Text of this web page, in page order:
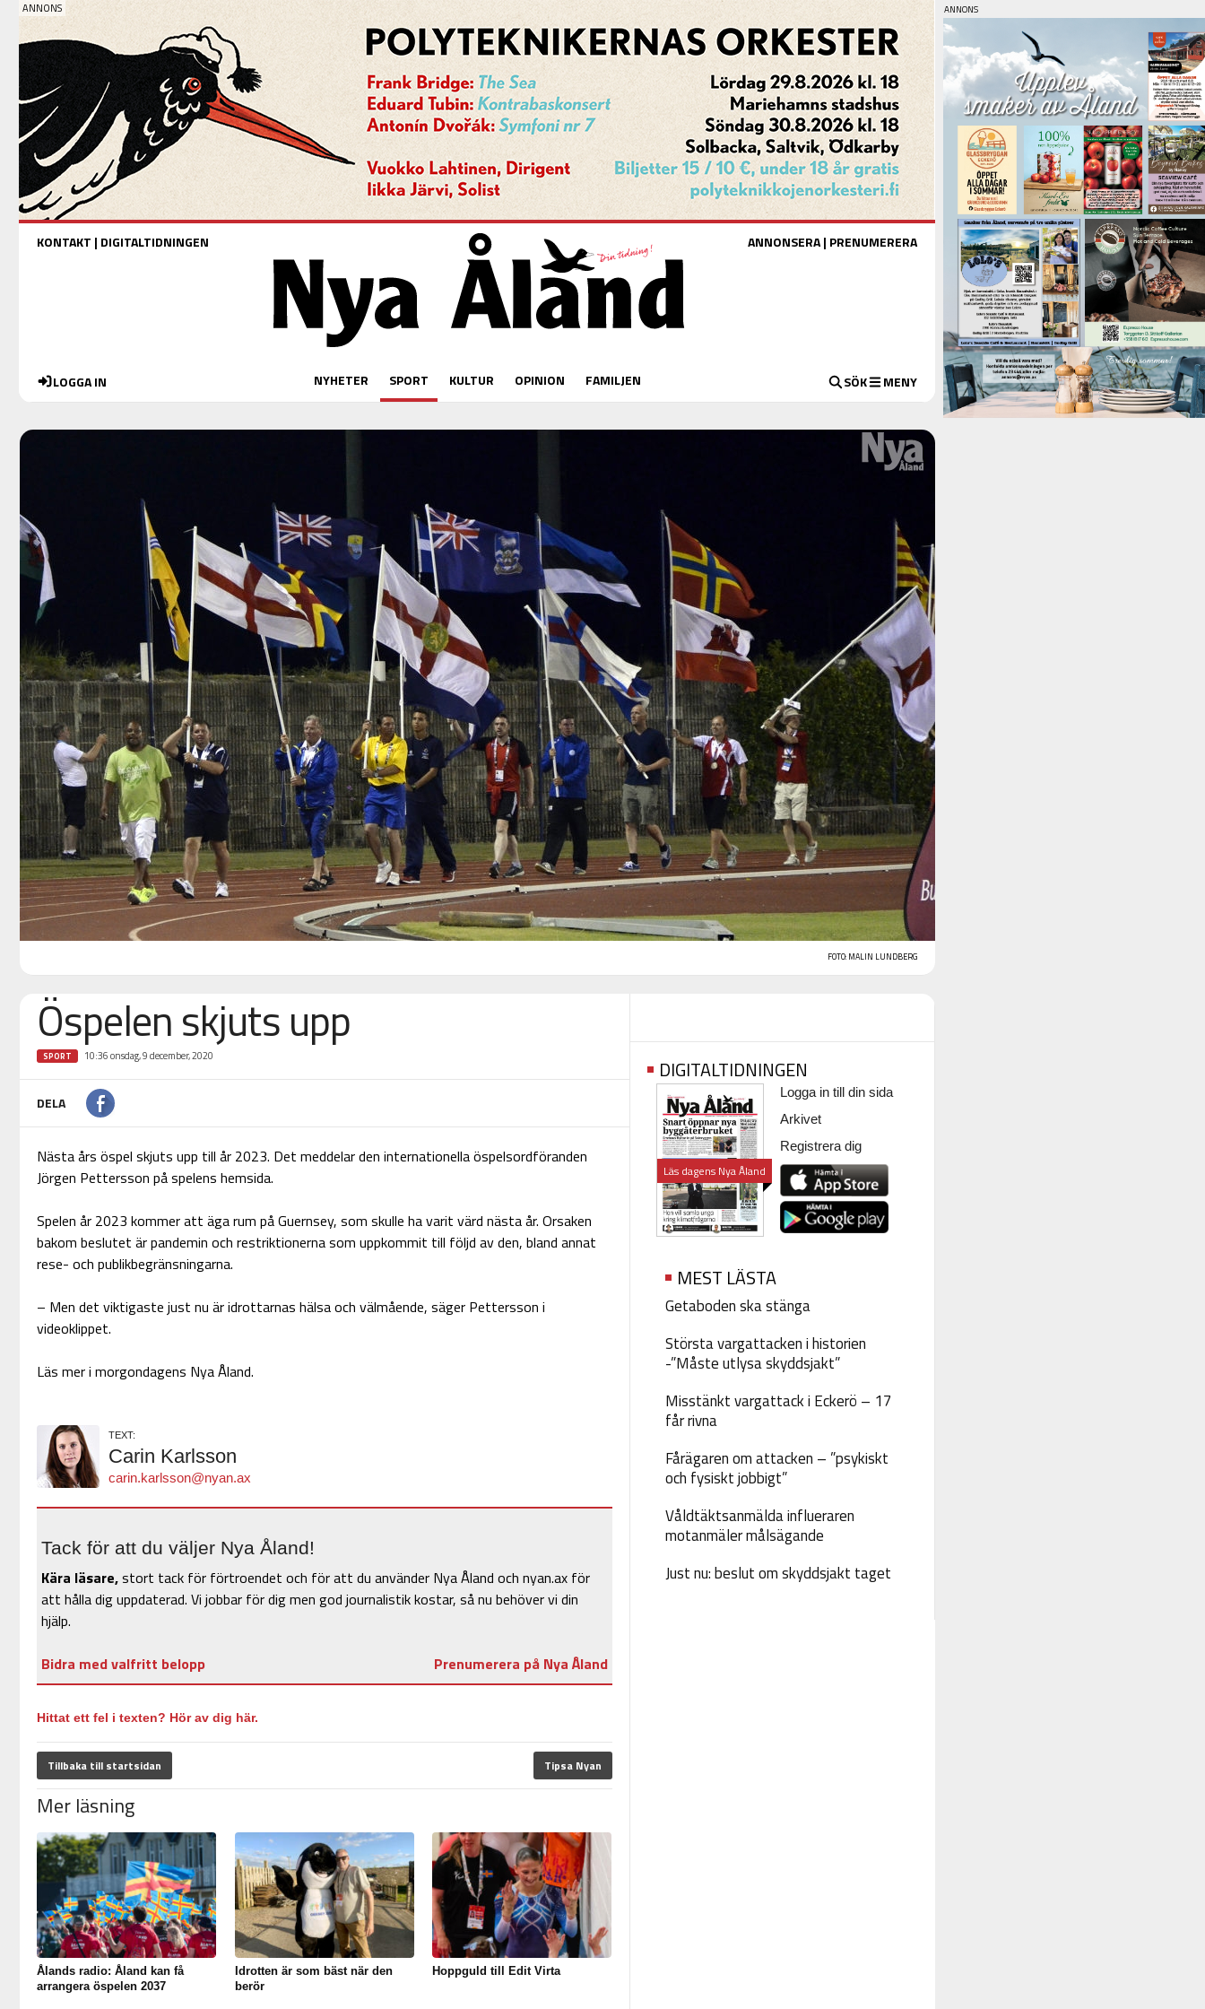
KONTAKT | DIGITALTIDNINGEN ANNONSERA| PRENUMERERA
LOGGA IN NYHETER SPORT KULTUR OPINION FAMILJEN SÖK MENY
FOTO: MALIN LUNDBERG
Öspelen skjuts upp
SPORT 10:36 onsdag, 9 december, 2020
DELA
Nästa års öspel skjuts upp till år 2023. Det meddelar den internationella öspelsordföranden
Jörgen Pettersson på spelens hemsida.
Spelen år 2023 kommer att äga rum på Guernsey, som skulle ha varit värd nästa år. Orsaken
bakom beslutet är pandemin och restriktionerna som uppkommit till följd av den, bland annat
rese- och publikbegränsningarna.
– Men det viktigaste just nu är idrottarnas hälsa och välmående, säger Pettersson i
videoklippet.
Läs mer i morgondagens Nya Åland.
TEXT:
Carin Karlsson
carin.karlsson@nyan.ax
Tack för att du väljer Nya Åland!
Kära läsare,stort tack för förtroendet och för att du använder Nya Åland och nyan.ax för
att hålla dig uppdaterad. Vi jobbar för dig men god journalistik kostar, så nu behöver vi din
hjälp.
Bidra med valfritt belopp
Prenumerera på Nya Åland
Hittat ett fel i texten? Hör av dig här.
Tillbaka till startsidan Tipsa Nyan
Mer läsning
Ålands radio: Åland kan få
arrangera öspelen 2037
Idrotten är som bäst när den
berör
Hoppguld till Edit Virta
DIGITALTIDNINGEN
Läs dagens Nya Åland
Logga in till din sida
Arkivet
Registrera dig
MEST LÄSTA
Getaboden ska stänga
Största vargattacken i historien
-”Måste utlysa skyddsjakt”
Misstänkt vargattack i Eckerö – 17
får rivna
Fårägaren om attacken – ”psykiskt
och fysiskt jobbigt”
Våldtäktsanmälda influeraren
motanmäler målsägande
Just nu: beslut om skyddsjakt taget